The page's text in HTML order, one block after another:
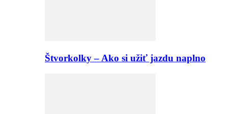
Štvorkolky – Ako si užiť jazdu naplno